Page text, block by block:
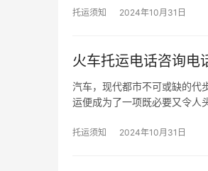
托运须知 2024年10月31日
火车托运电话咨询电
汽车，现代都市不可或缺的代
运便成为了一项既必要又令人
托运须知 2024年10月31日